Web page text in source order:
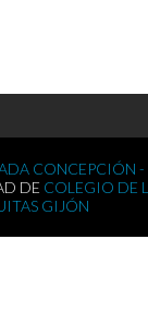
CONCEPCIÓN -
DE COLEGIO DE
GIJÓN